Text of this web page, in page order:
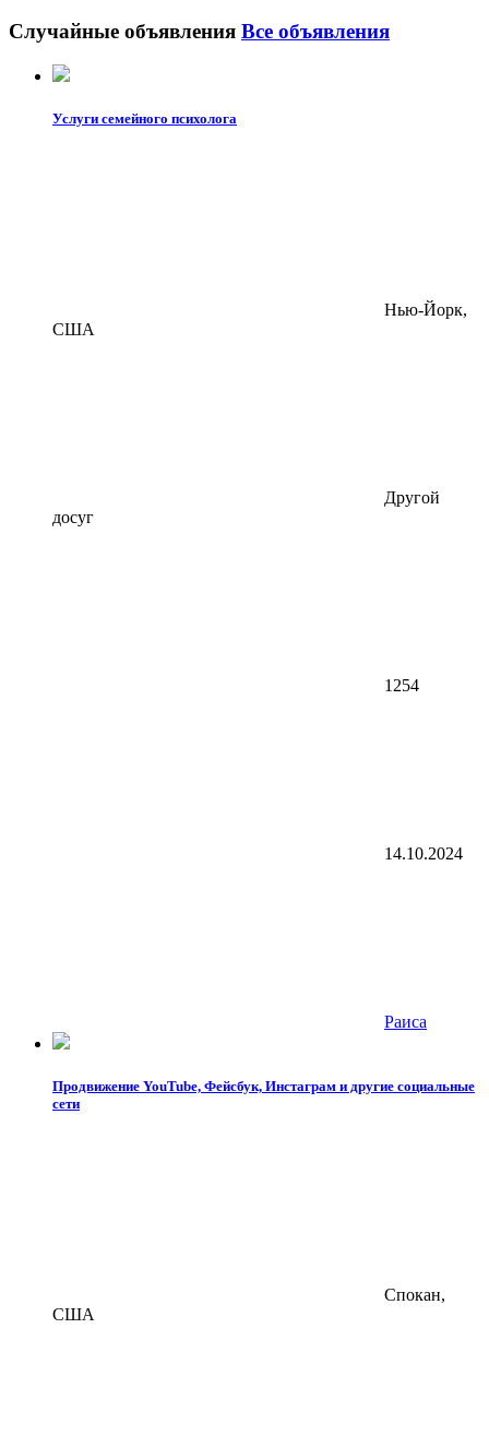
Случайные объявления Все объявления
Услуги семейного психолога
Нью-Йорк,
США
Другой
досуг
1254
14.10.2024
Раиса
Продвижение YouTube, Фейсбук, Инстаграм и другие социальные
сети
Спокан,
США